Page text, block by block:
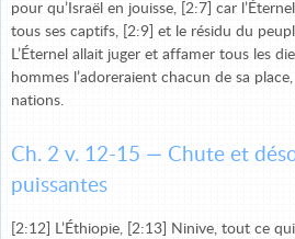
pour qu’Israël en jouisse, [2:7] car
tous ses captifs, [2:9] et le résidu du
L’Éternel allait juger et affamer tous les
hommes l’adoreraient chacun de sa
nations.
Ch. 2 v. 12-15 — Chute et
puissantes
[2:12] L’Éthiopie, [2:13] Ninive, tout ce